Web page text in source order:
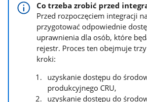
Co trzeba zrobić przed
Przed rozpoczęciem integracji
przygotować odpowiednie
uprawnienia dla osób, które
rejestr. Proces ten obejmuje
kroki:
uzyskanie dostępu do
produkcyjnego CRU,
uzyskanie dostępu do